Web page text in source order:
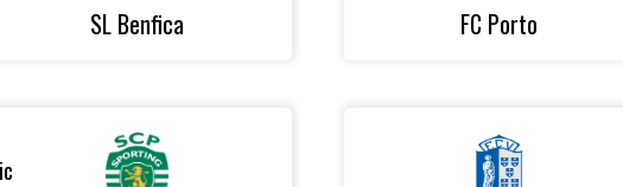
SL Benfica FC Porto